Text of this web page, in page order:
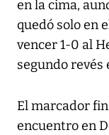
en la cima,
quedó solo en
vencer 1-0 al
segundo revés
El marcador
encuentro en